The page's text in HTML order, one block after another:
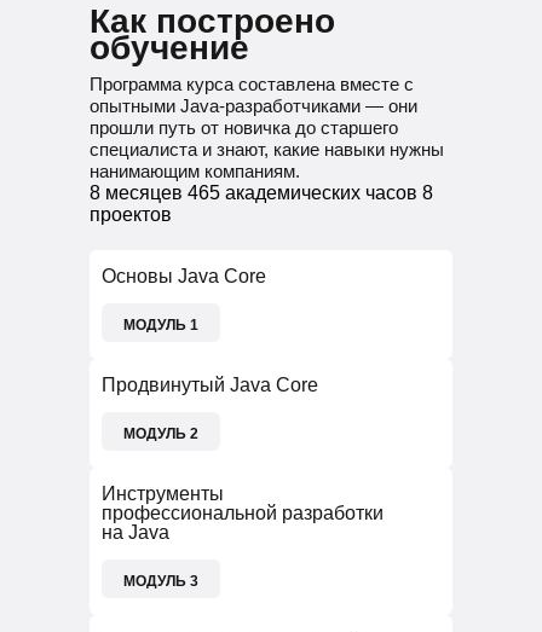
Как построено
обучение
Программа курса составлена вместе с
опытными Java-разработчиками — они
прошли путь от новичка до старшего
специалиста и знают, какие навыки нужны
нанимающим компаниям.
8 месяцев 465 академических часов 8
проектов
Основы Java Core
МОДУЛЬ 1
50 ЧАСОВ
В этом модуле узнаете:
что такое Java
как работает синтаксис языка
Продвинутый Java Core
МОДУЛЬ 2
72 ЧАСОВ
В финале вас ждет зачет и итоговый
Инструменты
профессиональной разработки
на Java
МОДУЛЬ 3